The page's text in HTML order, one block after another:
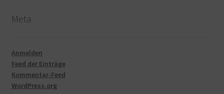
Meta
Anmelden
Feed der Einträge
Kommentar-Feed
WordPress.org